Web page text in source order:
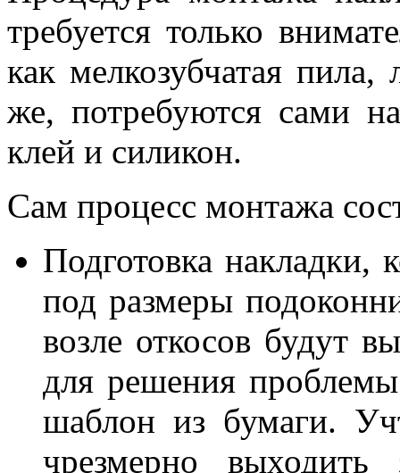
требуется только
как мелкозубчатая
же, потребуются сами
клей и силикон.
Сам процесс монтажа
Подготовка накладки,
под размеры
возле откосов будут
для решения
шаблон из бумаги.
чрезмерно